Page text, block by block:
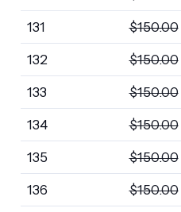
131 $150.00
132 $150.00
133 $150.00
134 $150.00
135 $150.00
136 $150.00